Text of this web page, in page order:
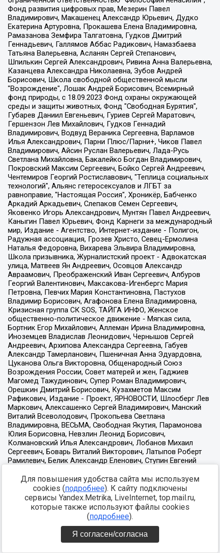
Для повышения удобства сайта мы используем
cookies (подробнее). К сайту подключены
сервисы Yandex.Metrika, LiveInternet, top.mail.ru,
которые также используют файлы cookies
(подробнее).
Я согласен/согласна